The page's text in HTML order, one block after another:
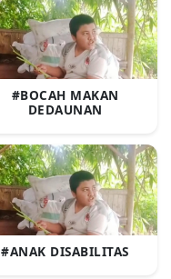
#BOCAH MAKAN
DEDAUNAN
#ANAK DISABILITAS